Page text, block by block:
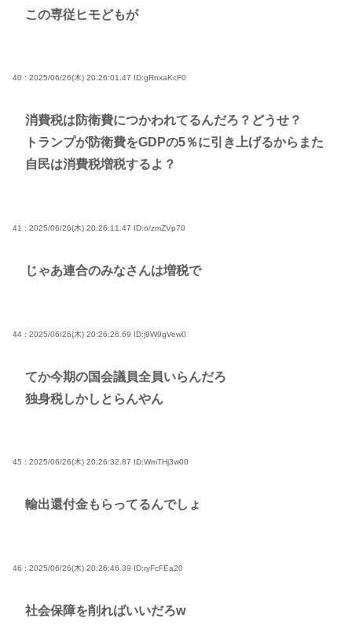
この専従ヒモどもが
40 : 2025/06/26(木) 20:26:01.47 ID:gRnxaKcF0
消費税は防衛費につかわれてるんだろ？どうせ？
トランプが防衛費をGDPの5％に引き上げるからまた
自民は消費税増税するよ？
41 : 2025/06/26(木) 20:26:11.47 ID:o/zmZVp70
じゃあ連合のみなさんは増税で
44 : 2025/06/26(木) 20:26:26.69 ID:j9W9gVew0
てか今期の国会議員全員いらんだろ
独身税しかしとらんやん
45 : 2025/06/26(木) 20:26:32.87 ID:WmTHj3w00
輸出還付金もらってるんでしょ
46 : 2025/06/26(木) 20:26:46.39 ID:ryFcFEa20
社会保障を削ればいいだろw